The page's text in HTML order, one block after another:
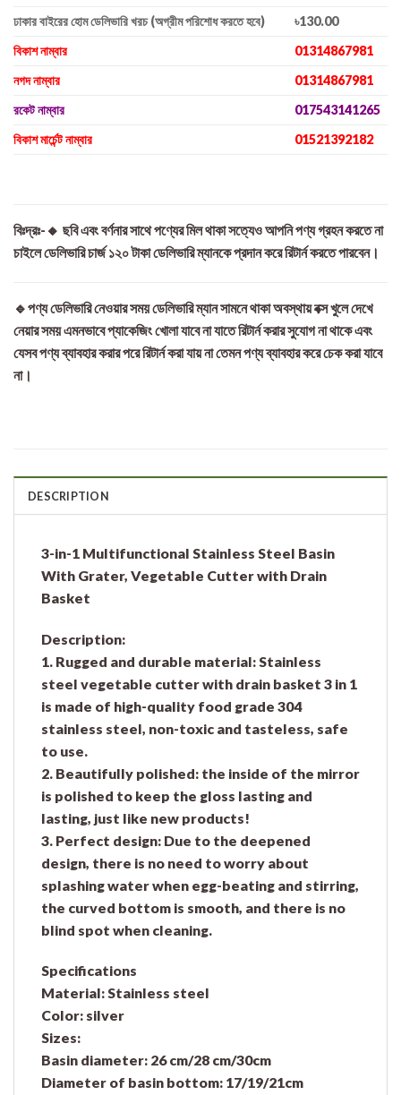
ঢাকার বাইরের হোম ডেলিভারি খরচ (অগ্রীম পরিশোধ করতে হবে)
৳130.00
বিকাশ নাম্বার
01314867981
নগদ নাম্বার
01314867981
রকেট নাম্বার
017543141265
বিকাশ মার্চেন্ট নাম্বার
01521392182
বিঃদ্রঃ-🔸 ছবি এবং বর্ণনার সাথে পণ্যের মিল থাকা সত্যেও আপনি পণ্য গ্রহন করতে না
চাইলে ডেলিভারি চার্জ ১২০ টাকা ডেলিভারি ম্যানকে প্রদান করে রিটার্ন করতে পারবেন।
🔹পণ্য ডেলিভারি নেওয়ার সময় ডেলিভারি ম্যান সামনে থাকা অবস্থায় বক্স খুলে দেখে
নেয়ার সময় এমনভাবে প্যাকেজিং খোলা যাবে না যাতে রিটার্ন করার সুযোগ না থাকে এবং
যেসব পণ্য ব্যাবহার করার পরে রিটার্ন করা যায় না তেমন পণ্য ব্যাবহার করে চেক করা যাবে
না।
DESCRIPTION
3-in-1 Multifunctional Stainless Steel Basin
With Grater, Vegetable Cutter with Drain
Basket
Description:
1. Rugged and durable material: Stainless
steel vegetable cutter with drain basket 3 in 1
is made of high-quality food grade 304
stainless steel, non-toxic and tasteless, safe
to use.
2. Beautifully polished: the inside of the mirror
is polished to keep the gloss lasting and
lasting, just like new products!
3. Perfect design: Due to the deepened
design, there is no need to worry about
splashing water when egg-beating and stirring,
the curved bottom is smooth, and there is no
blind spot when cleaning.
Specifications
Material: Stainless steel
Color: silver
Sizes:
Basin diameter: 26 cm/28 cm/30cm
Diameter of basin bottom: 17/19/21cm